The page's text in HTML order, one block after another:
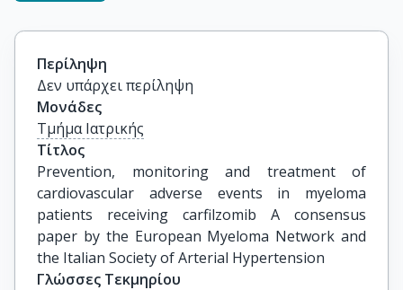
Περίληψη
Δεν υπάρχει περίληψη
Μονάδες
Τμήμα Ιατρικής
Τίτλος
Prevention, monitoring and treatment of
cardiovascular adverse events in myeloma
patients receiving carfilzomib A consensus
paper by the European Myeloma Network and
the Italian Society of Arterial Hypertension
Γλώσσες Τεκμηρίου